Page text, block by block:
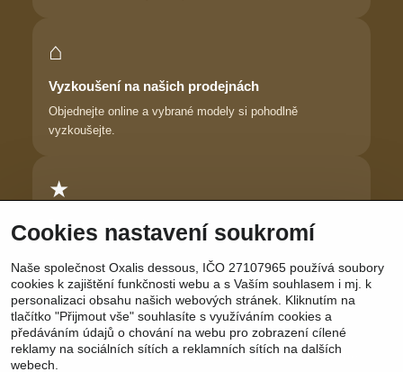
⌂
Vyzkoušení na našich prodejnách
Objednejte online a vybrané modely si pohodlně
vyzkoušejte.
★
Důvěra zákaznic
cítí krásně.
Sledujte nás: Facebook | Instagram | YouTube
Cookies nastavení soukromí
Naše společnost Oxalis dessous, IČO 27107965 používá soubory
cookies k zajištění funkčnosti webu a s Vaším souhlasem i mj. k
personalizaci obsahu našich webových stránek. Kliknutím na
tlačítko "Přijmout vše" souhlasíte s využíváním cookies a
předáváním údajů o chování na webu pro zobrazení cílené
reklamy na sociálních sítích a reklamních sítích na dalších
webech.